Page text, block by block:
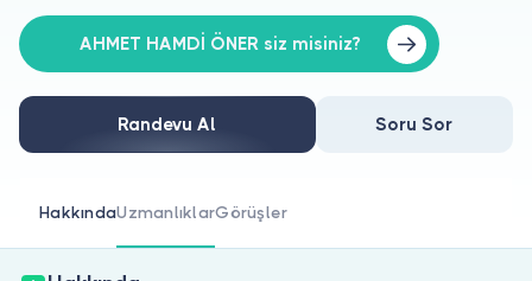
Doktorlar için
Doktor musunuz?
AHMET HAMDİ ÖNER siz misiniz?
Randevu Al Soru Sor
HakkındaUzmanlıklarGörüşler